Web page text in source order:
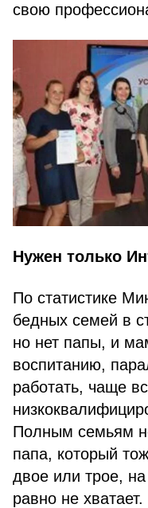
свою
Нужен только
По статистике
бедных семей в
но нет папы, и
воспитанию,
работать, чаще
Полным семьям
папа, который
двое или трое,
равно не хватает.